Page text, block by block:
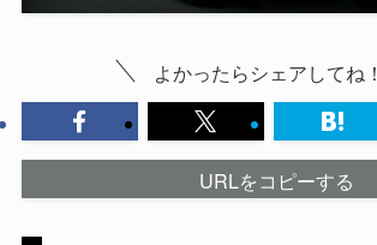
よかったらシェアしてね！
URLをコピーする